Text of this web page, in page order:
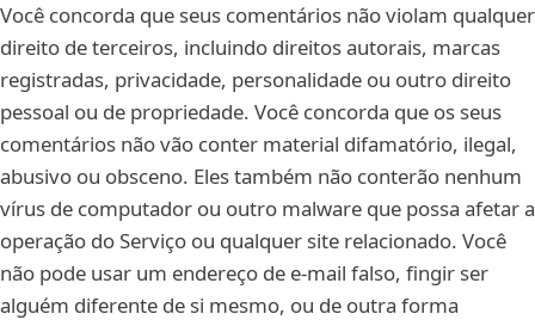
Você concorda que seus comentários não violam qualquer
direito de terceiros, incluindo direitos autorais, marcas
registradas, privacidade, personalidade ou outro direito
pessoal ou de propriedade. Você concorda que os seus
comentários não vão conter material difamatório, ilegal,
abusivo ou obsceno. Eles também não conterão nenhum
vírus de computador ou outro malware que possa afetar a
operação do Serviço ou qualquer site relacionado. Você
não pode usar um endereço de e-mail falso, fingir ser
alguém diferente de si mesmo, ou de outra forma